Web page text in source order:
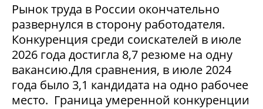
Рынок труда в России окончательно
развернулся в сторону работодателя.
Конкуренция среди соискателей в июле
2026 года достигла 8,7 резюме на одну
вакансию.Для сравнения, в июле 2024
года было 3,1 кандидата на одно рабочее
место. Граница умеренной конкуренции